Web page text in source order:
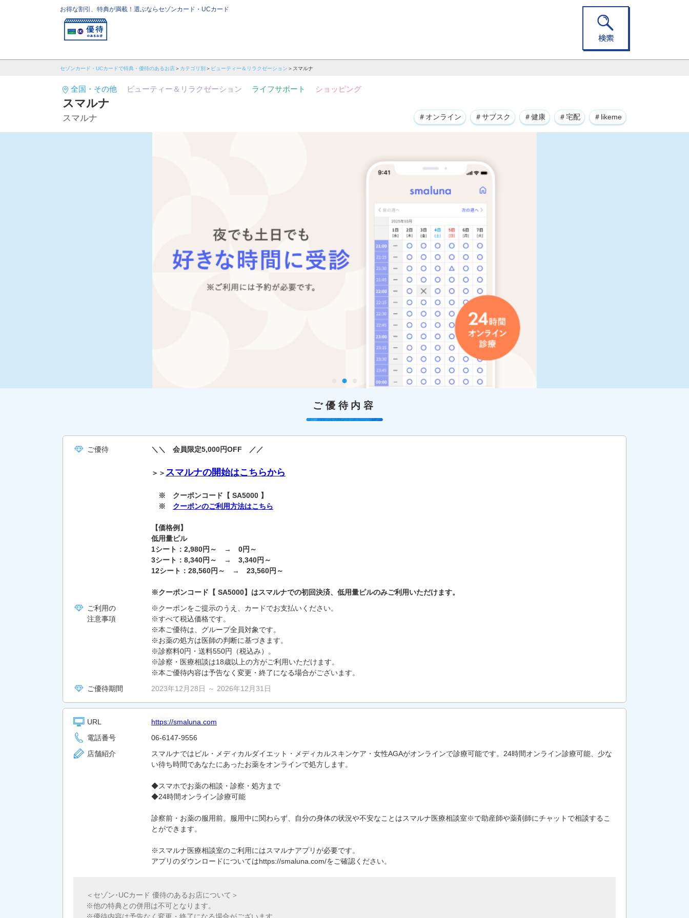
お得な割引、特典が満載！選ぶならセゾンカード・UCカード
セゾンカード・UCカードで特典・優待のあるお店 カテゴリ別 ビューティー＆リラクゼーション スマルナ
全国・その他 ビューティー＆リラクゼーション ライフサポート ショッピング
スマルナ
スマルナ ＃オンライン ＃サブスク ＃健康 ＃宅配 ＃likeme
ご優待内容
ご優待 ＼＼ 会員限定5,000円OFF ／／
＞＞ スマルナの開始はこちらから
※ クーポンコード【 SA5000 】
※ クーポンのご利用方法はこちら
【価格例】
低用量ピル
1シート：2,980円～ → 0円～
3シート：8,340円～ → 3,340円～
12シート：28,560円～ → 23,560円～
※クーポンコード【 SA5000】はスマルナでの初回決済、低用量ピルのみご利用いただけます。
ご利用の
注意事項
※クーポンをご提示のうえ、カードでお支払いください。
※すべて税込価格です。
※本ご優待は、グループ全員対象です。
※お薬の処方は医師の判断に基づきます。
※診察料0円・送料550円（税込み）。
※診察・医療相談は18歳以上の方がご利用いただけます。
※本ご優待内容は予告なく変更・終了になる場合がございます。
ご優待期間
2023年12月28日 ～ 2026年12月31日
URL
https://smaluna.com
電話番号
06-6147-9556
店舗紹介
スマルナではピル・メディカルダイエット・メディカルスキンケア・女性AGAがオンラインで診療可能です。24時間オンライン診療可能、少な
い待ち時間であなたにあったお薬をオンラインで処方します。
◆スマホでお薬の相談・診察・処方まで
◆24時間オンライン診療可能
診察前・お薬の服用前。服用中に関わらず、自分の身体の状況や不安なことはスマルナ医療相談室※で助産師や薬剤師にチャットで相談するこ
とができます。
※スマルナ医療相談室のご利用にはスマルナアプリが必要です。
アプリのダウンロードについてはhttps://smaluna.com/をご確認ください。
＜セゾン･UCカード 優待のあるお店について＞
他の特典との併用は不可となります。